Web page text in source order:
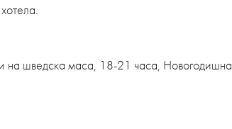
на шведска маса, 18-21 часа, Новогодишна